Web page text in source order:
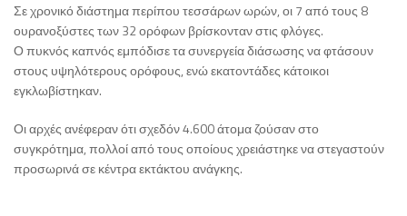
Σε χρονικό διάστημα περίπου τεσσάρων ωρών, οι 7 από τους 8
ουρανοξύστες των 32 ορόφων βρίσκονταν στις φλόγες.
Ο πυκνός καπνός εμπόδισε τα συνεργεία διάσωσης να φτάσουν
στους υψηλότερους ορόφους, ενώ εκατοντάδες κάτοικοι
εγκλωβίστηκαν.
Οι αρχές ανέφεραν ότι σχεδόν 4.600 άτομα ζούσαν στο
συγκρότημα, πολλοί από τους οποίους χρειάστηκε να στεγαστούν
προσωρινά σε κέντρα εκτάκτου ανάγκης.